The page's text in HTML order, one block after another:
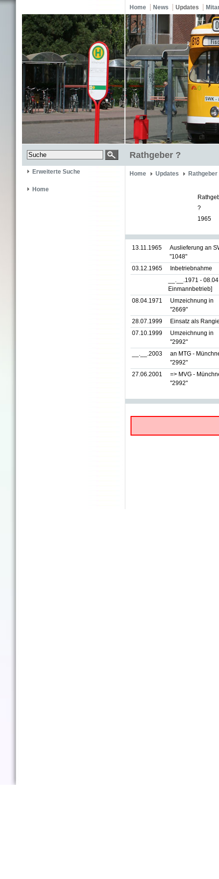
Home News Updates
Rathgeber ?
Erweiterte Suche
Home
Home Updates Rathgeber
?
1965
13.11.1965
Auslieferung an
"1048"
03.12.1965
Inbetriebnahme
__.__.1971 -
Einmannbetrieb]
08.04.1971
Umzeichnung in
"2669"
28.07.1999
Einsatz als
07.10.1999
Umzeichnung in
"2992"
__.__.2003
an MTG -
"2992"
27.06.2001
=> MVG -
"2992"